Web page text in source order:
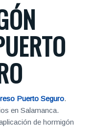
Puerto Seguro.
en Salamanca.
de hormigón